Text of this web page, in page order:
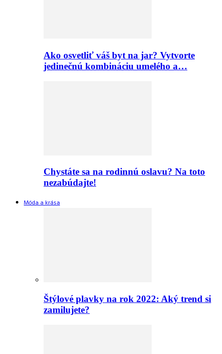
Ako osvetliť váš byt na jar? Vytvorte
jedinečnú kombináciu umelého a…
Chystáte sa na rodinnú oslavu? Na toto
nezabúdajte!
Móda a krása
Štýlové plavky na rok 2022: Aký trend si
zamilujete?